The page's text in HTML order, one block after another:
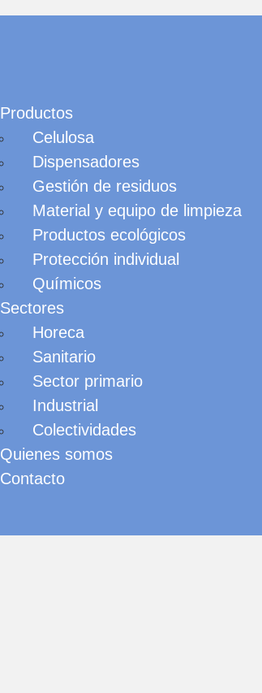
Productos
Celulosa
Dispensadores
Gestión de residuos
Material y equipo de limpieza
Productos ecológicos
Protección individual
Químicos
Sectores
Horeca
Sanitario
Sector primario
Industrial
Colectividades
Quienes somos
Contacto